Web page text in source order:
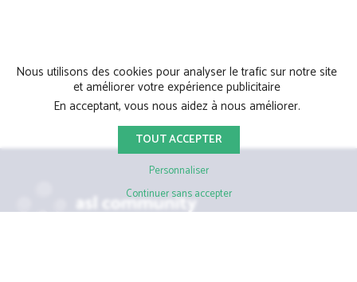
Nous utilisons des cookies pour analyser le trafic sur notre site
et améliorer votre expérience publicitaire
En acceptant, vous nous aidez à nous améliorer.
TOUT ACCEPTER
Personnaliser
Continuer sans accepter